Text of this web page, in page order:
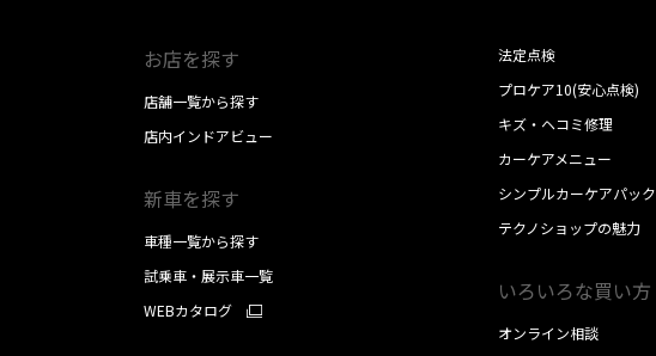
お店を探す
店舗一覧から探す
店内インドアビュー
新車を探す
車種一覧から探す
試乗車・展示車一覧
WEBカタログ
法定点検
プロケア10(安心点検)
キズ・ヘコミ修理
カーケアメニュー
シンプルカーケアパック
テクノショップの魅力
いろいろな買い方
オンライン相談